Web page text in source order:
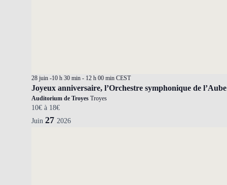
28 juin -10 h 30 min- 12 h 00 min CEST
Joyeux anniversaire, l’Orchestre symphonique de
Auditorium de Troyes Troyes
10€ à 18€
Juin 27 2026